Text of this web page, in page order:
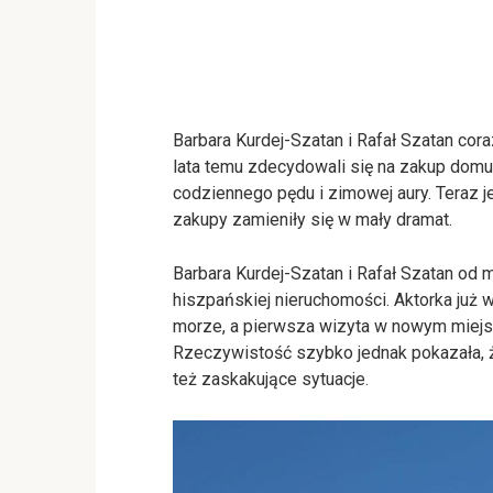
Barbara Kurdej-Szatan i Rafał Szatan
lata temu zdecydowali się na zakup
codziennego pędu i zimowej aury. Teraz
zakupy zamieniły się w mały dramat.
Barbara Kurdej-Szatan i Rafał Szatan od
hiszpańskiej nieruchomości. Aktorka już
morze, a pierwsza wizyta w nowym
Rzeczywistość szybko jednak
też zaskakujące sytuacje.